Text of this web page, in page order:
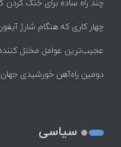
چهار کاری که هنگام شارژ
عجیب‌ترین عوامل مختل
دومین راه‌آهن خورشیدی جهان
سیاسی